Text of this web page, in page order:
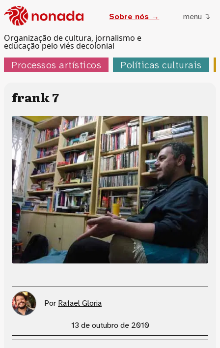
Organização de cultura, jornalismo e
educação pelo viés decolonial
Sobre nós → menu ↴
Processos artísticos Políticas culturais
frank 7
Por Rafael Gloria
13 de outubro de 2010